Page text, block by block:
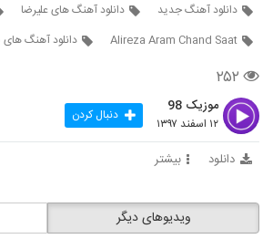
دانلود آهنگ جدید
دانلود آهنگ های علیرضا
Alireza Aram Chand Saat
دانلود آهنگ
۲۵۲
موزیک 98
۱۲ اسفند ۱۳۹۷ دنبال کردن
دانلود بیشتر
ویدیوهای دیگر